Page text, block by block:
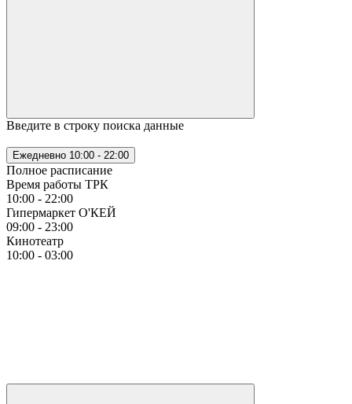
Введите в строку поиска данные
Ежедневно 10:00 - 22:00
Полное расписание
Время работы ТРК
10:00 - 22:00
Гипермаркет О'КЕЙ
09:00 - 23:00
Кинотеатр
10:00 - 03:00